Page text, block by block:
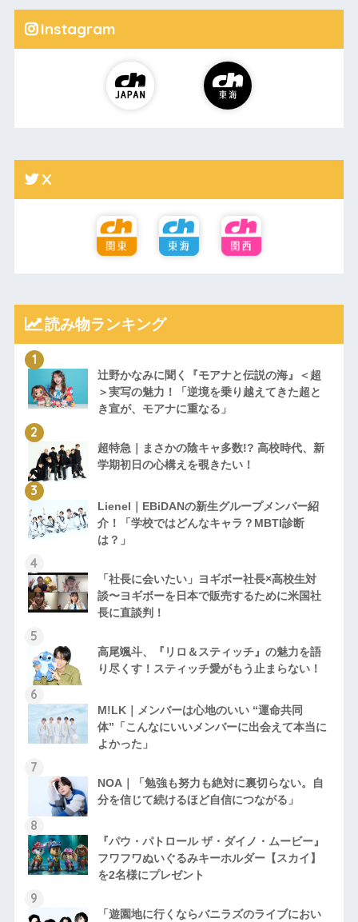
Instagram
X
読み物ランキング
辻野かなみに聞く『モアナと伝説の海』＜超
＞実写の魅力！「逆境を乗り越えてきた超と
き宣が、モアナに重なる」
超特急｜まさかの陰キャ多数!? 高校時代、新
学期初日の心構えを覗きたい！
Lienel｜EBiDANの新生グループメンバー紹
介！「学校ではどんなキャラ？MBTI診断
は？」
「社長に会いたい」ヨギボー社長×高校生対
談〜ヨギボーを日本で販売するために米国社
長に直談判！
高尾颯斗、『リロ＆スティッチ』の魅力を語
り尽くす！スティッチ愛がもう止まらない！
M!LK｜メンバーは心地のいい “運命共同
体”「こんなにいいメンバーに出会えて本当に
よかった」
NOA｜「勉強も努力も絶対に裏切らない。自
分を信じて続けるほど自信につながる」
『パウ・パトロール ザ・ダイノ・ムービー』
フワフワぬいぐるみキーホルダー【スカイ】
を2名様にプレゼント
「遊園地に行くならバニラズのライブにおい